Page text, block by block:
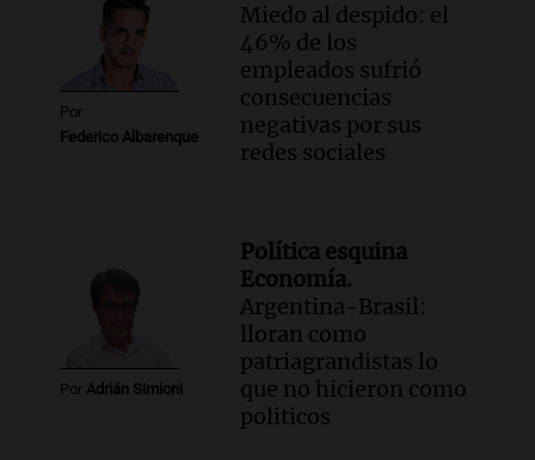
Por
Federico Albarenque
Miedo al despido: el
46% de los
empleados sufrió
consecuencias
negativas por sus
redes sociales
Por Adrián Simioni
Política esquina
Economía.
Argentina-Brasil:
lloran como
patriagrandistas lo
que no hicieron como
politicos